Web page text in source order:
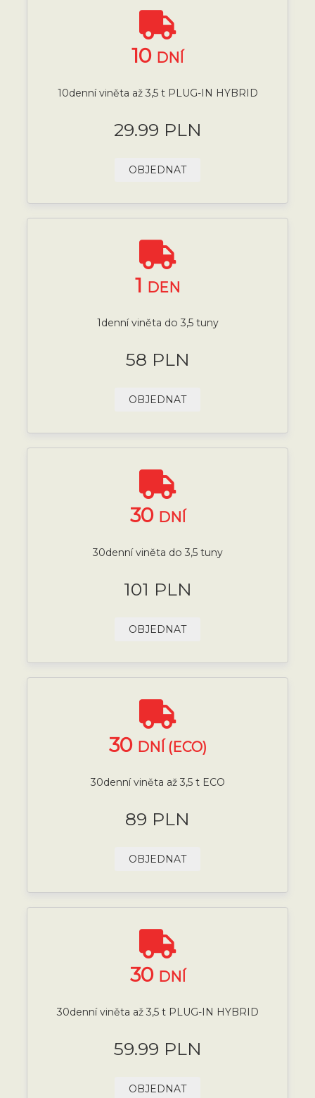
10 DNÍ
10denní viněta až 3,5 t PLUG-IN HYBRID
29.99 PLN
OBJEDNAT
1 DEN
1denní viněta do 3,5 tuny
58 PLN
OBJEDNAT
30 DNÍ
30denní viněta do 3,5 tuny
101 PLN
OBJEDNAT
30 DNÍ (ECO)
30denní viněta až 3,5 t ECO
89 PLN
OBJEDNAT
30 DNÍ
30denní viněta až 3,5 t PLUG-IN HYBRID
59.99 PLN
OBJEDNAT